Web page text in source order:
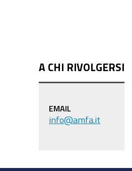
A CHI RIVOLGERSI
EMAIL
info@amfa.it